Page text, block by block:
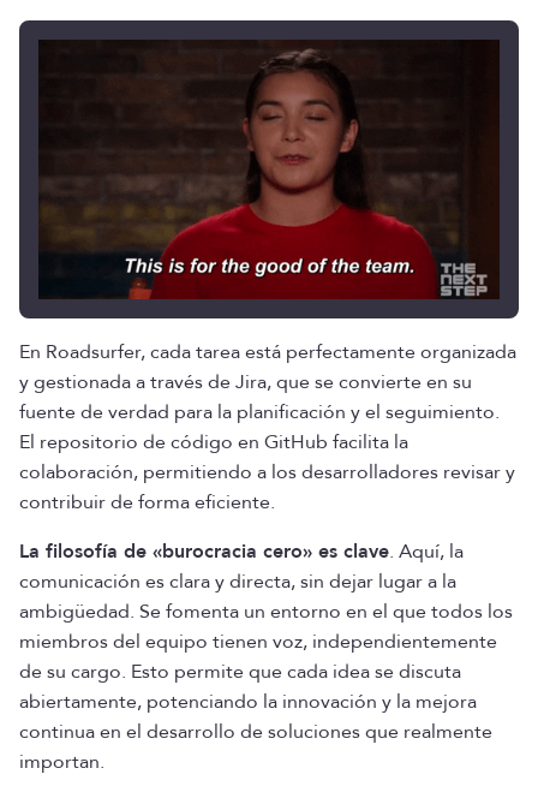
En Roadsurfer, cada tarea está perfectamente organizada
y gestionada a través de Jira, que se convierte en su
fuente de verdad para la planificación y el seguimiento.
El repositorio de código en GitHub facilita la
colaboración, permitiendo a los desarrolladores revisar y
contribuir de forma eficiente.
La filosofía de «burocracia cero» es clave. Aquí, la
comunicación es clara y directa, sin dejar lugar a la
ambigüedad. Se fomenta un entorno en el que todos los
miembros del equipo tienen voz, independientemente
de su cargo. Esto permite que cada idea se discuta
abiertamente, potenciando la innovación y la mejora
continua en el desarrollo de soluciones que realmente
importan.